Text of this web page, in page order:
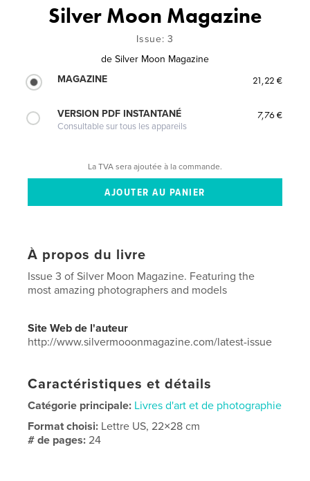
Silver Moon Magazine
Issue: 3
de Silver Moon Magazine
MAGAZINE
21,22 €
VERSION PDF INSTANTANÉ
Consultable sur tous les appareils
7,76 €
La TVA sera ajoutée à la commande.
À propos du livre
Issue 3 of Silver Moon Magazine. Featuring the
most amazing photographers and models
Site Web de l'auteur
http://www.silvermooonmagazine.com/latest-issue
Caractéristiques et détails
Catégorie principale: Livres d'art et de photographie
Format choisi: Lettre US, 22×28 cm
# de pages:24